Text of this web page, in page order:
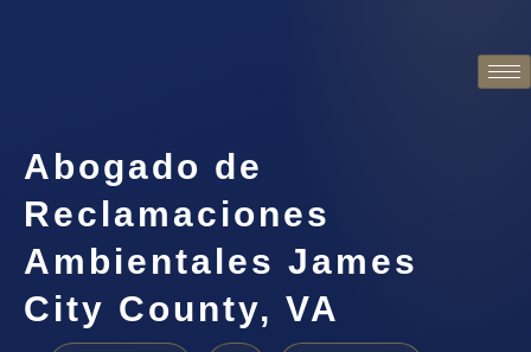
Abogado de
Reclamaciones
Ambientales James
City County, VA